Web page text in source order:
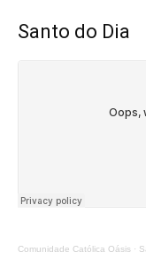
Santo do Dia
Comunidade Católica Oásis ·